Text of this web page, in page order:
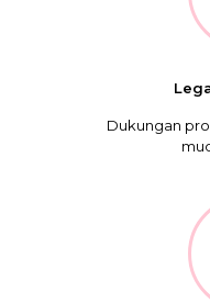
Dukungan